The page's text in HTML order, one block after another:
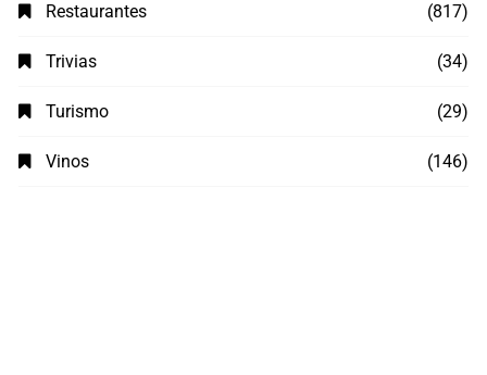
Restaurantes (817)
Trivias (34)
Turismo (29)
Vinos (146)